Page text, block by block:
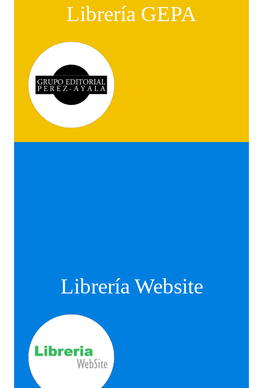
Librería GEPA
Librería Website